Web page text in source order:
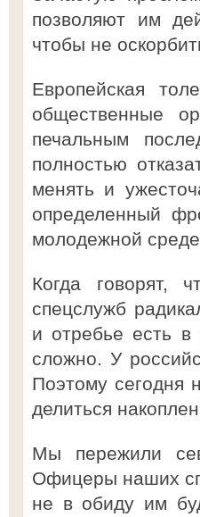
позволяют им
чтобы не
Европейская
общественные
печальным
полностью
менять и
определенный
молодежной
Когда говорят,
спецслужб
и отребье есть
сложно. У
Поэтому сегодня
делиться
Мы пережили
Офицеры наших
не в обиду им